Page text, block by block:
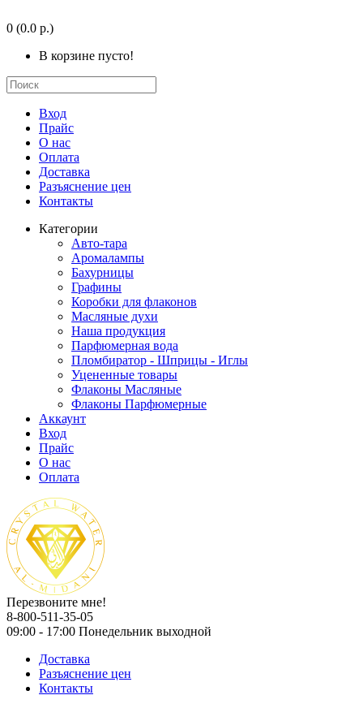
0 (0.0 р.)
В корзине пусто!
Вход
Прайс
О нас
Оплата
Доставка
Разъяснение цен
Контакты
Категории
Авто-тара
Аромалампы
Бахурницы
Графины
Коробки для флаконов
Масляные духи
Наша продукция
Парфюмерная вода
Пломбиратор - Шприцы - Иглы
Уцененные товары
Флаконы Масляные
Флаконы Парфюмерные
Аккаунт
Вход
Прайс
О нас
Оплата
Перезвоните мне!
8-800-511-35-05
09:00 - 17:00 Понедельник выходной
Доставка
Разъяснение цен
Контакты